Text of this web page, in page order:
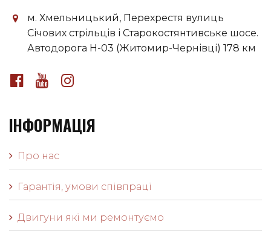
м. Хмельницький, Перехрестя вулиць
Січових стрільців і Старокостянтивське шосе.
Автодорога H-03 (Житомир-Чернівці) 178 км
ІНФОРМАЦІЯ
Про нас
Гарантія, умови співпраці
Двигуни які ми ремонтуємо